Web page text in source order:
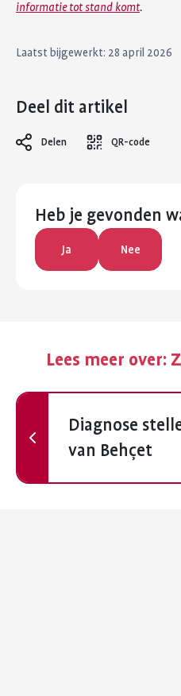
informatie tot stand komt.
Laatst bijgewerkt: 28 april 2026
Deel dit artikel
Delen QR-code
Heb je gevonden
Ja Nee
Lees meer over:
Vorige
Diagnose
van Behçet